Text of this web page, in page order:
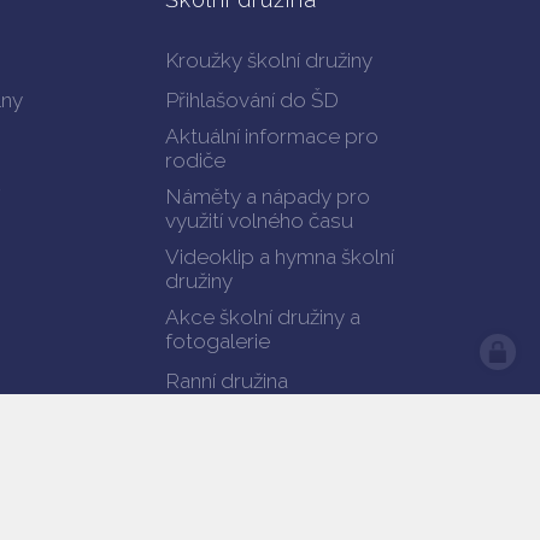
Kroužky školní družiny
Přihlašování do ŠD
Aktuální informace pro
rodiče
Náměty a nápady pro
využití volného času
Videoklip a hymna školní
družiny
Akce školní družiny a
fotogalerie
Ranní družina